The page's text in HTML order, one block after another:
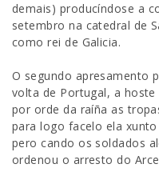
demais) producíndose a
setembro na catedral de
como rei de Galicia.
O segundo apresamento
volta de Portugal, a
por orde da raíña as
para logo facelo ela
pero cando os soldados
ordenou o arresto do